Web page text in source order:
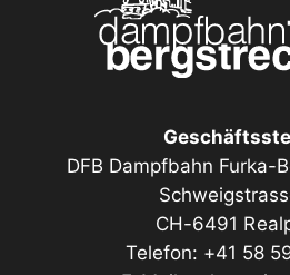
DFB Dampfbahn Furka-
CH-6491
Telefon: +41 58